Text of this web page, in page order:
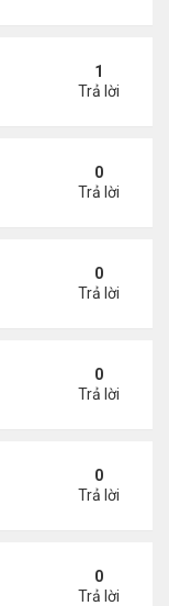
mắt ngày 8/3
1
Trả lời
Với Những Tác
0
Trả lời
0
Trả lời
0
Trả lời
Đất xuất hiện trên
0
Trả lời
Điện
0
Trả lời